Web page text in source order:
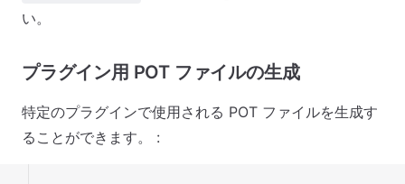
い。
プラグイン用 POT ファイルの生成
特定のプラグインで使用される POT ファイルを生成す
ることができます。 :